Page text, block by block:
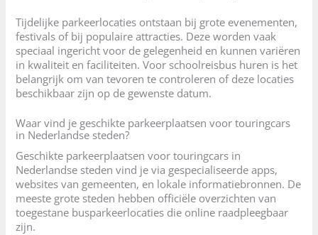
Tijdelijke parkeerlocaties ontstaan bij grote evenementen,
festivals of bij populaire attracties. Deze worden vaak
speciaal ingericht voor de gelegenheid en kunnen variëren
in kwaliteit en faciliteiten. Voor schoolreisbus huren is het
belangrijk om van tevoren te controleren of deze locaties
beschikbaar zijn op de gewenste datum.
Waar vind je geschikte parkeerplaatsen voor touringcars
in Nederlandse steden?
Geschikte parkeerplaatsen voor touringcars in
Nederlandse steden vind je via gespecialiseerde apps,
websites van gemeenten, en lokale informatiebronnen. De
meeste grote steden hebben officiële overzichten van
toegestane busparkeerlocaties die online raadpleegbaar
zijn.